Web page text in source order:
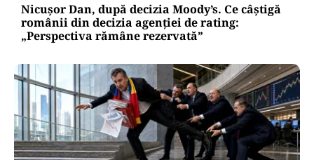
Nicușor Dan, după decizia Moody’s. Ce câștigă
românii din decizia agenției de rating:
„Perspectiva rămâne rezervată”